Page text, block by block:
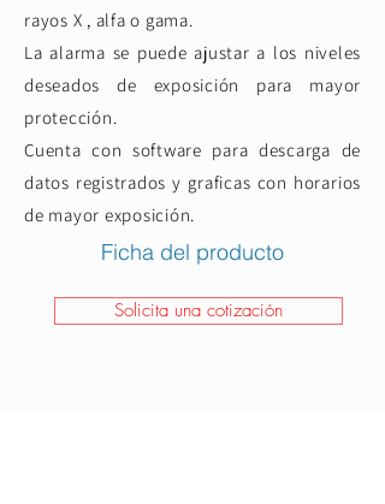
rayos X , alfa o gama.
La alarma se puede ajustar a los niveles
deseados de exposición para mayor
protección.
Cuenta con software para descarga de
datos registrados y graficas con horarios
de mayor exposición.
Ficha del producto
Solicita una cotización